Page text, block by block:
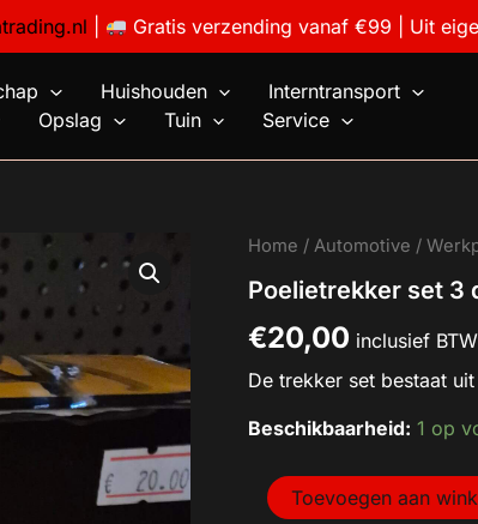
Gratis verzending vanaf €99 | Uit
Huishouden
Interntransport
Opslag Tuin Service
Home / Automotive /
Poelietrekker set 3
€20,00 inclusief BTW
De trekker set bestaat
Beschikbaarheid: 1 op
Poelietrekker
3
3''
6''
Toevoegen aan